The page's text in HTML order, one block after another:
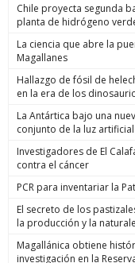
Chile proyecta segunda
planta de hidrógeno
La ciencia que abre la
Magallanes
Hallazgo de fósil de
en la era de los
La Antártica bajo una
conjunto de la luz
Investigadores de El
contra el cáncer
PCR para inventariar la
El secreto de los
la producción y la
Magallánica obtiene
investigación en la